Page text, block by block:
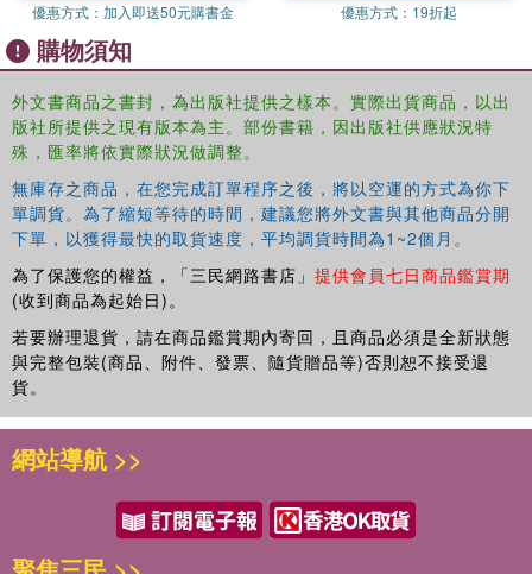
優惠方式： 加入即送50元購書金 優惠方式： 19折起
購物須知
外文書商品之書封，為出版社提供之樣本。實際出貨商品，以出
版社所提供之現有版本為主。部份書籍，因出版社供應狀況特
殊，匯率將依實際狀況做調整。
無庫存之商品，在您完成訂單程序之後，將以空運的方式為你下
單調貨。為了縮短等待的時間，建議您將外文書與其他商品分開
下單，以獲得最快的取貨速度，平均調貨時間為1~2個月。
為了保護您的權益，「三民網路書店」 提供會員七日商品鑑賞期
(收到商品為起始日)。
若要辦理退貨，請在商品鑑賞期內寄回，且商品必須是全新狀態
與完整包裝(商品、附件、發票、隨貨贈品等)否則恕不接受退
貨。
網站導航 >>